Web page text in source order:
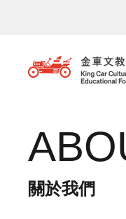
關於我們